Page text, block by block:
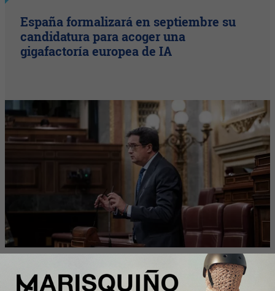
España formalizará en septiembre su
candidatura para acoger una
gigafactoría europea de IA
InfoArgentinos